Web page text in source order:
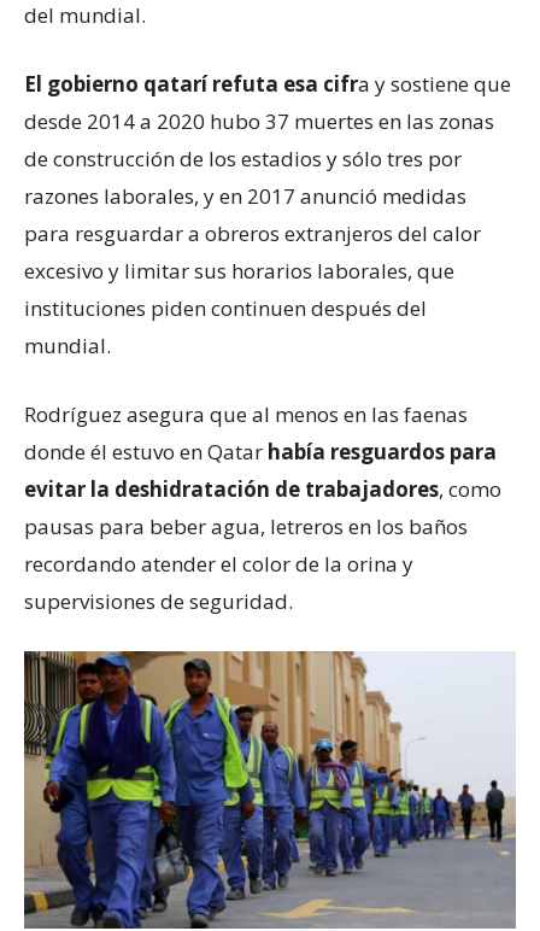
del mundial.
El gobierno qatarí refuta esa cifra y sostiene que
desde 2014 a 2020 hubo 37 muertes en las zonas
de construcción de los estadios y sólo tres por
razones laborales, y en 2017 anunció medidas
para resguardar a obreros extranjeros del calor
excesivo y limitar sus horarios laborales, que
instituciones piden continuen después del
mundial.
Rodríguez asegura que al menos en las faenas
donde él estuvo en Qatar había resguardos para
evitar la deshidratación de trabajadores, como
pausas para beber agua, letreros en los baños
recordando atender el color de la orina y
supervisiones de seguridad.